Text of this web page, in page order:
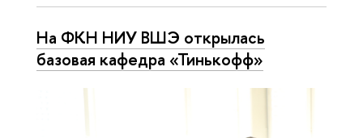
На ФКН НИУ ВШЭ открылась
базовая кафедра «Тинькофф»